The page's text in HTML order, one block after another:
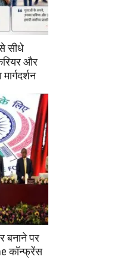
सीधे
और
बनाने पर
कॉन्फ्रेंस